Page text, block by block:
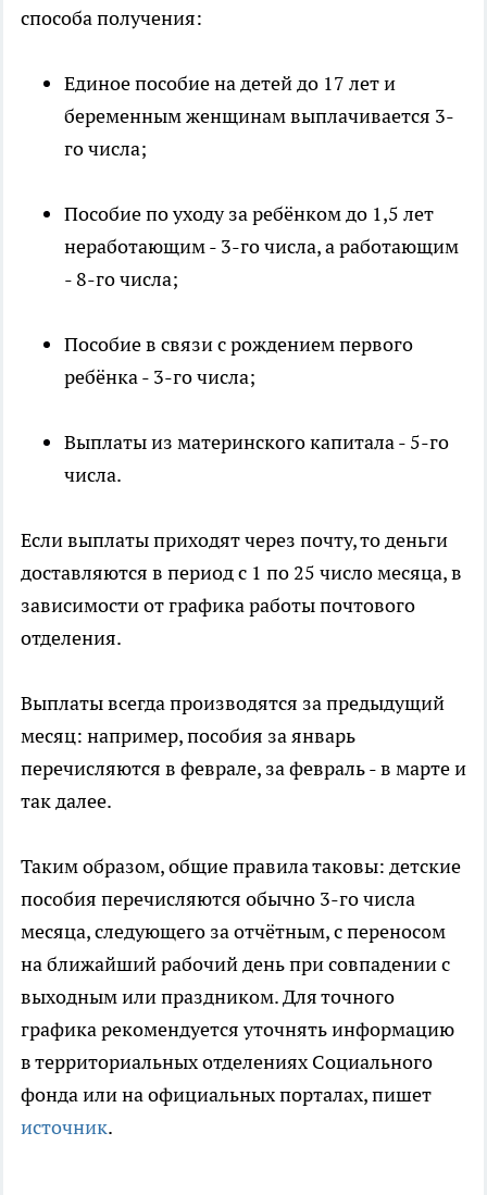
способа получения:
Единое пособие на детей до 17 лет и
беременным женщинам выплачивается 3-
го числа;
Пособие по уходу за ребёнком до 1,5 лет
неработающим - 3-го числа, а работающим
- 8-го числа;
Пособие в связи с рождением первого
ребёнка - 3-го числа;
Выплаты из материнского капитала - 5-го
числа.
Если выплаты приходят через почту, то деньги
доставляются в период с 1 по 25 число месяца, в
зависимости от графика работы почтового
отделения.
Выплаты всегда производятся за предыдущий
месяц: например, пособия за январь
перечисляются в феврале, за февраль - в марте и
так далее.
Таким образом, общие правила таковы: детские
пособия перечисляются обычно 3-го числа
месяца, следующего за отчётным, с переносом
на ближайший рабочий день при совпадении с
выходным или праздником. Для точного
графика рекомендуется уточнять информацию
в территориальных отделениях Социального
фонда или на официальных порталах, пишет
источник.